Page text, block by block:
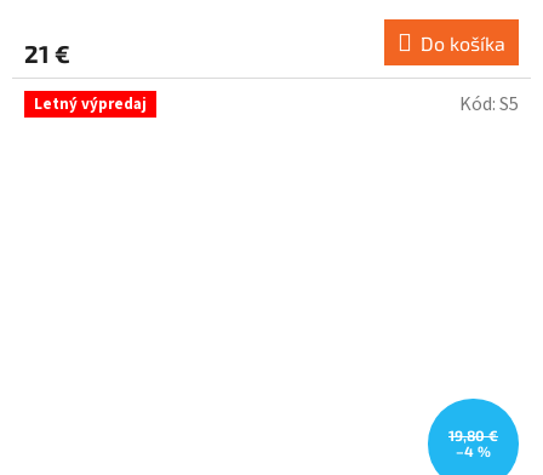
21 € Do košíka
Letný výpredaj
19,80 €
–4 %
Kód:S5